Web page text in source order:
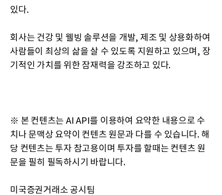
있다.
회사는 건강 및 웰빙 솔루션을 개발, 제조 및 상용화하여
사람들이 최상의 삶을 살 수 있도록 지원하고 있으며, 장
기적인 가치를 위한 잠재력을 강조하고 있다.
※ 본 컨텐츠는 AI API를 이용하여 요약한 내용으로 수
치나 문맥상 요약이 컨텐츠 원문과 다를 수 있습니다. 해
당 컨텐츠는 투자 참고용이며 투자를 할때는 컨텐츠 원
문을 필히 필독하시기 바랍니다.
미국증권거래소 공시팀